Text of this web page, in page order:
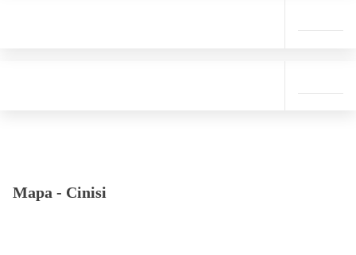
Mapa - Cinisi